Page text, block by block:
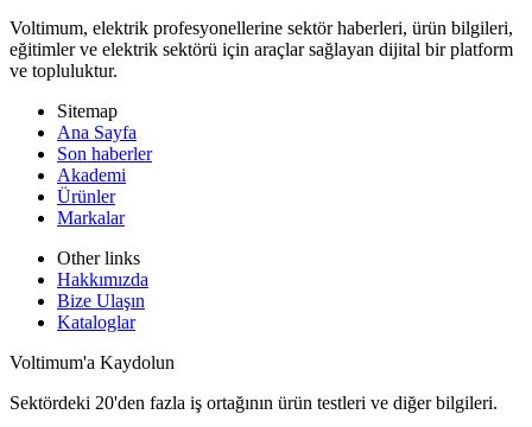
Voltimum, elektrik profesyonellerine sektör haberleri, ürün bilgileri,
eğitimler ve elektrik sektörü için araçlar sağlayan dijital bir platform
ve topluluktur.
Sitemap
Ana Sayfa
Son haberler
Akademi
Ürünler
Markalar
Other links
Hakkımızda
Bize Ulaşın
Kataloglar
Voltimum'a Kaydolun
Sektördeki 20'den fazla iş ortağının ürün testleri ve diğer bilgileri.